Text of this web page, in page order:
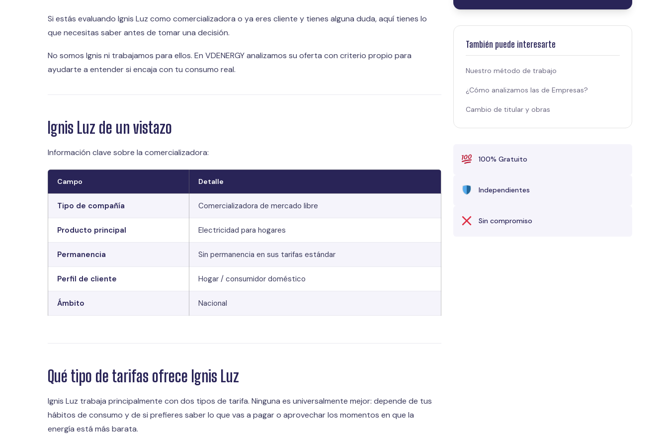
Si estás evaluando Ignis Luz como comercializadora o ya eres cliente y tienes alguna duda, aquí tienes lo
que necesitas saber antes de tomar una decisión.
No somos Ignis ni trabajamos para ellos. En VDENERGY analizamos su oferta con criterio propio para
ayudarte a entender si encaja con tu consumo real.
Ignis Luz de un vistazo
Información clave sobre la comercializadora:
Campo Detalle
Tipo de compañía Comercializadora de mercado libre
Producto principal Electricidad para hogares
Permanencia Sin permanencia en sus tarifas estándar
Perfil de cliente Hogar / consumidor doméstico
Ámbito Nacional
Qué tipo de tarifas ofrece Ignis Luz
Ignis Luz trabaja principalmente con dos tipos de tarifa. Ninguna es universalmente mejor: depende de tus
hábitos de consumo y de si prefieres saber lo que vas a pagar o aprovechar los momentos en que la
energía está más barata.
También puede interesarte
Nuestro método de trabajo
¿Cómo analizamos las de Empresas?
Cambio de titular y obras
100% Gratuito
Independientes
Sin compromiso